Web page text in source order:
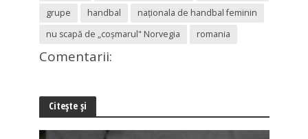
grupe
handbal
naționala de handbal feminin
nu scapă de „coșmarul" Norvegia
romania
Comentarii:
Citește și